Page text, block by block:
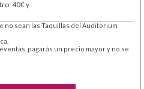
40€ y
no sean las Taquillas del Auditorium
pagarás un precio mayor y no se